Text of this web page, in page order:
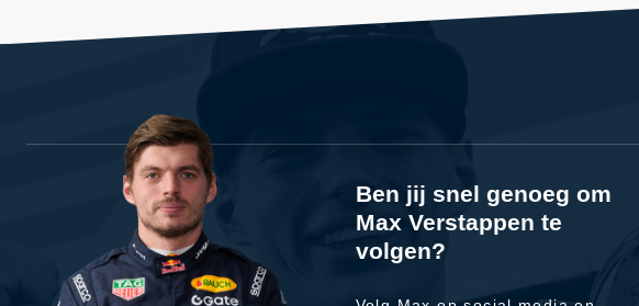
Ben jij snel genoeg om
Max Verstappen te
volgen?